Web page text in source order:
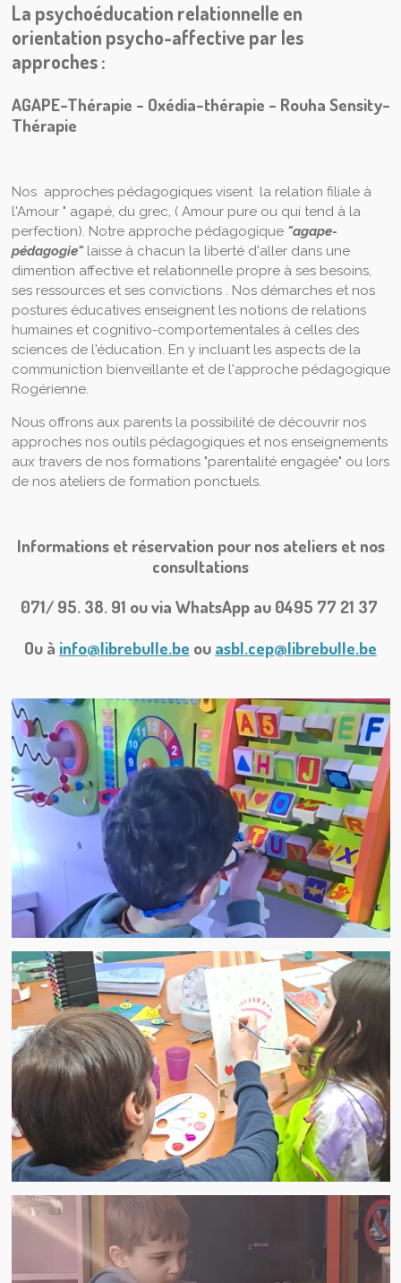
La psychoéducation relationnelle en
orientation psycho-affective par les
approches :
AGAPE-Thérapie - Oxédia-thérapie - Rouha Sensity-
Thérapie
Nos approches pédagogiques visent la relation filiale à
l'Amour " agapé, du grec, ( Amour pure ou qui tend à la
perfection). Notre approche pédagogique"agape-
pédagogie"laisse à chacun la liberté d'aller dans une
dimention affective et relationnelle propre à ses besoins,
ses ressources et ses convictions . Nos démarches et nos
postures éducatives enseignent les notions de relations
humaines et cognitivo-comportementales à celles des
sciences de l'éducation. En y incluant les aspects de la
communiction bienveillante et de l'approche pédagogique
Rogérienne.
Nous offrons aux parents la possibilité de découvrir nos
approches nos outils pédagogiques et nos enseignements
aux travers de nos formations "parentalité engagée" ou lors
de nos ateliers de formation ponctuels.
Informations et réservation pour nos ateliers et nos
consultations
071/ 95. 38. 91 ou via WhatsApp au 0495 77 21 37
Ou à info@librebulle.be ou asbl.cep@librebulle.be